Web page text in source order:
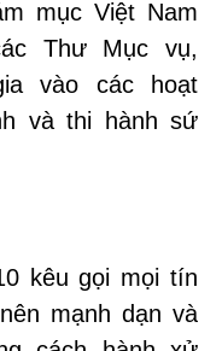
mục Việt Nam
Thư Mục vụ,
vào các hoạt
và thi hành sứ
kêu gọi mọi tín
mạnh dạn và